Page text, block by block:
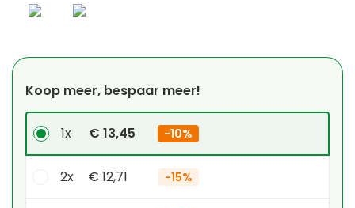
Koop meer, bespaar meer!
1x € 13,45 -10%
2x € 12,71 -15%